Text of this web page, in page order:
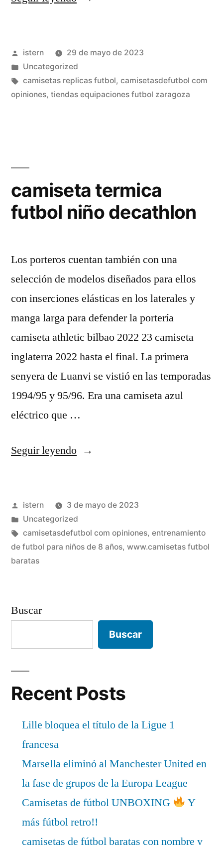
Publicado
por
istern
29 de mayo de 2023
Publicado
en
Uncategorized
Etiquetas:
camisetas replicas futbol, camisetasdefutbol com
opiniones, tiendas equipaciones futbol zaragoza
camiseta termica
futbol niño decathlon
Los porteros cuentan también con una
selección de modelos diseñados para ellos
con inserciones elásticas en los laterales y
manga larga para defender la portería
camiseta athletic bilbao 2022 23 camiseta
inglaterra 2022 hasta el final. La primera
senyera de Luanvi se vistió en las temporadas
1994/95 y 95/96. Era una camiseta azul
eléctrico que …
Seguir leyendo«camiseta
niño
decathlon»
Publicado
por
istern
3 de mayo de 2023
Publicado
en
Uncategorized
Etiquetas:
camisetasdefutbol com opiniones, entrenamiento
de futbol para niños de 8 años, www.camisetas futbol
baratas
Buscar
Buscar
Recent Posts
Lille bloquea el título de la Ligue 1
francesa
Marsella eliminó al Manchester United en
la fase de grupos de la Europa League
Camisetas de fútbol UNBOXING
Y
más fútbol retro!!
camisetas de fútbol baratas con nombre y